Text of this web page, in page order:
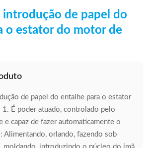
introdução de papel do
o estator do motor de
de papel do entalhe para o estator
É poder atuado, controlado pelo
e capaz de fazer automaticamente o
Alimentando, orlando, fazendo sob